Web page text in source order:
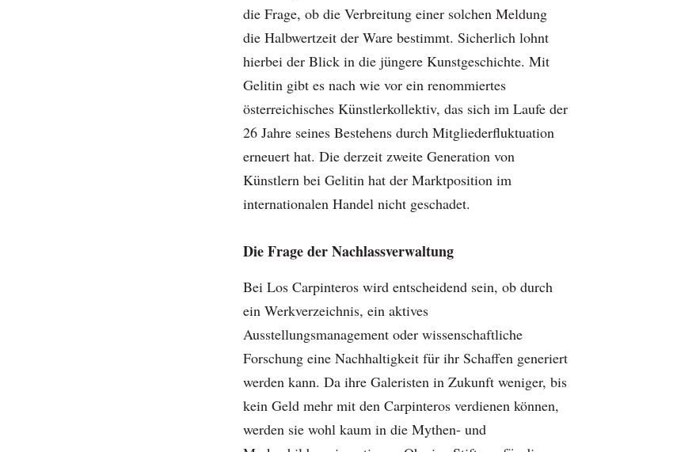
die Frage, ob die Verbreitung einer solchen Meldung
die Halbwertzeit der Ware bestimmt. Sicherlich lohnt
hierbei der Blick in die jüngere Kunstgeschichte. Mit
Gelitin gibt es nach wie vor ein renommiertes
österreichisches Künstlerkollektiv, das sich im Laufe der
26 Jahre seines Bestehens durch Mitgliederfluktuation
erneuert hat. Die derzeit zweite Generation von
Künstlern bei Gelitin hat der Marktposition im
internationalen Handel nicht geschadet.
Die Frage der Nachlassverwaltung
Bei Los Carpinteros wird entscheidend sein, ob durch
ein Werkverzeichnis, ein aktives
Ausstellungsmanagement oder wissenschaftliche
Forschung eine Nachhaltigkeit für ihr Schaffen generiert
werden kann. Da ihre Galeristen in Zukunft weniger, bis
kein Geld mehr mit den Carpinteros verdienen können,
werden sie wohl kaum in die Mythen- und